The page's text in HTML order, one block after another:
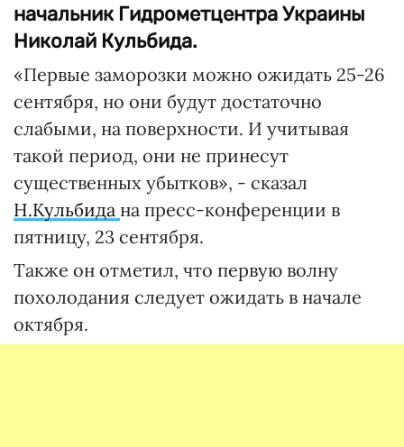
начальник Гидрометцентра Украины
Николай Кульбида.
«Первые заморозки можно ожидать 25-26
сентября, но они будут достаточно
слабыми, на поверхности. И учитывая
такой период, они не принесут
существенных убытков», - сказал
Н.Кульбида на пресс-конференции в
пятницу, 23 сентября.
Также он отметил, что первую волну
похолодания следует ожидать в начале
октября.